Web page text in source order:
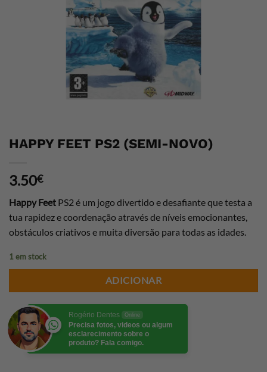
HAPPY FEET PS2 (SEMI-NOVO)
3.50€
Happy Feet PS2 é um jogo divertido e desafiante que testa a
tua rapidez e coordenação através de níveis emocionantes,
obstáculos criativos e muita diversão para todas as idades.
1 em stock
ADICIONAR
Rogério Dentes Online
Precisa fotos, videos ou algum
esclarecimento sobre o
produto? Fala comigo.